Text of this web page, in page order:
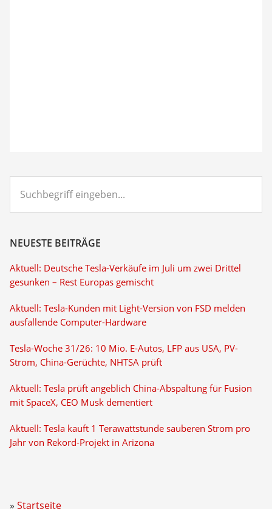
eingeben...
NEUESTE BEITRÄGE
Aktuell: Deutsche Tesla-Verkäufe im Juli um zwei Drittel
gesunken – Rest Europas gemischt
Aktuell: Tesla-Kunden mit Light-Version von FSD melden
ausfallende Computer-Hardware
Tesla-Woche 31/26: 10 Mio. E-Autos, LFP aus USA, PV-
Strom, China-Gerüchte, NHTSA prüft
Aktuell: Tesla prüft angeblich China-Abspaltung für Fusion
mit SpaceX, CEO Musk dementiert
Aktuell: Tesla kauft 1 Terawattstunde sauberen Strom pro
Jahr von Rekord-Projekt in Arizona
Startseite